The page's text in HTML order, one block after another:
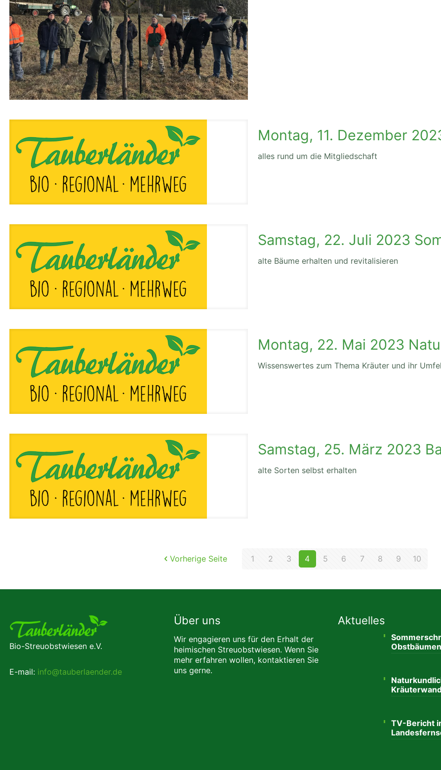
Montag, 11. Dezember
alles rund um die Mitgliedschaft
Samstag, 22. Juli 2023
alte Bäume erhalten und revitalisieren
Montag, 22. Mai 2023
Wissenswertes zum Thema Kräuter und ihr
Samstag, 25. März 2023
alte Sorten selbst erhalten
Vorherige Seite 1 2 3 4 5 6 7 8 9 10
Bio-Streuobstwiesen e.V.
E-mail: info@tauberlaender.de
Über uns
Wir engagieren uns für den Erhalt der
heimischen Streuobstwiesen. Wenn Sie
mehr erfahren wollen, kontaktieren Sie
uns gerne.
Aktuelles
Obstbäumen
TV-Bericht